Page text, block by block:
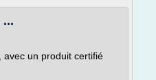
avec un produit certifié